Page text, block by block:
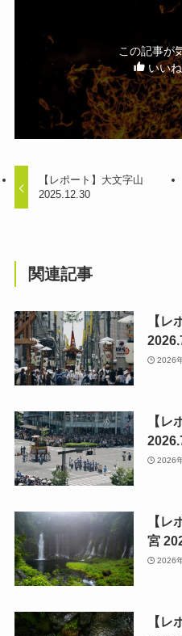
この記事が
いい
【レポート】大文字山
2025.12.30
関連記事
【レ
2026
【レ
2026
【レ
宮
2026
【レ